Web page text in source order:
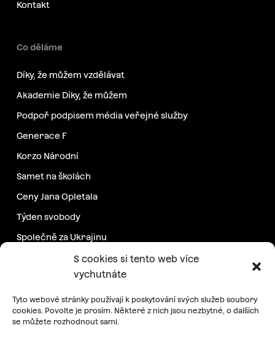
S cookies si tento web více
vychutnáte
Tyto webové stránky používají k poskytování svých služeb soubory
cookies. Povolte je prosím. Některé z nich jsou nezbytné, o dalších
se můžete rozhodnout sami.
Kontakt
Co děláme
Díky, že můžem vzdělávat
Akademie Díky, že můžem
Podpoř podpisem média veřejné služby
Generace F
Korzo Národní
Samet na školách
Ceny Jana Opletala
Týden svobody
Společně za Ukrajinu
Další projekty
Podpořte nás
Pravidelná podpora